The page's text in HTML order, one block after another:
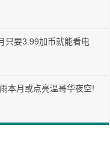
只要3.99加币就能看电
本月或点亮温哥华夜空!